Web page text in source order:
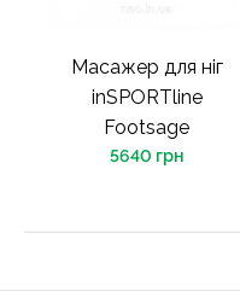
Масажер для ніг
inSPORTline
Footsage
5640 грн